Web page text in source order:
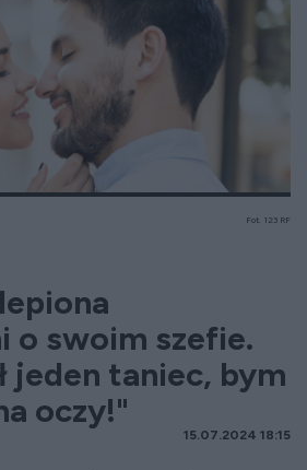
Fot. 123 RF
o swoim szefie.
jeden taniec, bym
oczy!"
15.07.2024 18:15